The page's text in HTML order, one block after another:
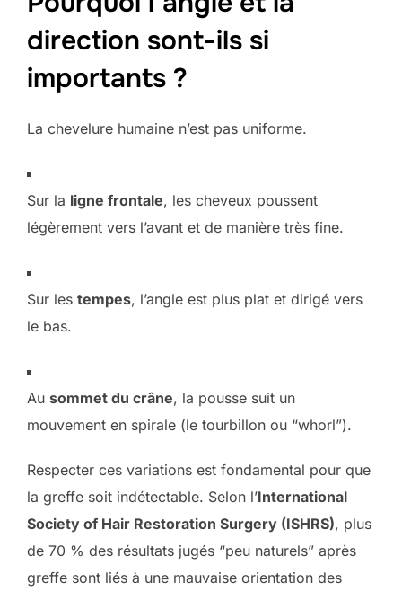
direction sont-ils si
importants ?
La chevelure humaine n’est pas uniforme.
Sur la ligne frontale, les cheveux poussent
légèrement vers l’avant et de manière très fine.
Sur les tempes, l’angle est plus plat et dirigé vers
le bas.
Au sommet du crâne, la pousse suit un
mouvement en spirale (le tourbillon ou “whorl”).
Respecter ces variations est fondamental pour que
la greffe soit indétectable. Selon l’International
Society of Hair Restoration Surgery (ISHRS), plus
de 70 % des résultats jugés “peu naturels” après
greffe sont liés à une mauvaise orientation des